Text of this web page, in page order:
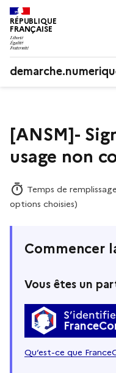
RÉPUBLIQUE
FRANÇAISE
[ANSM]-
usage non
Temps de
options choisies)
Commencer
Vous êtes un
Qu’est-ce que